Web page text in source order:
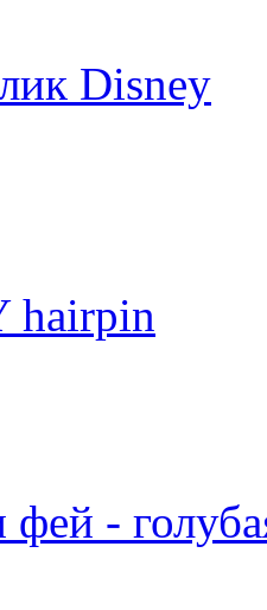
Disney
hairpin
-